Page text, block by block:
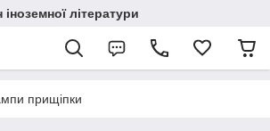
літератури
прищіпки